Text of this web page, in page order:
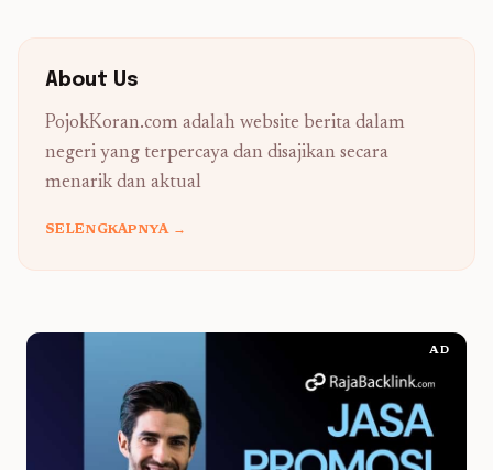
About Us
PojokKoran.com adalah website berita dalam
negeri yang terpercaya dan disajikan secara
menarik dan aktual
SELENGKAPNYA →
AD